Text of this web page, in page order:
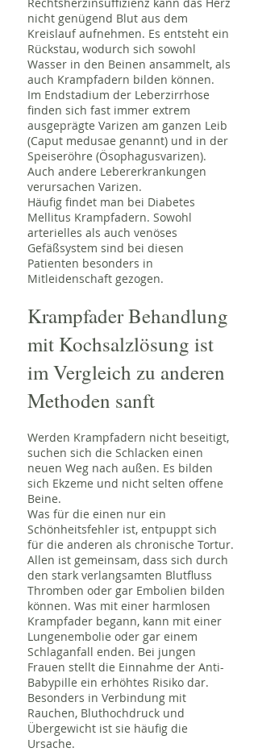
nicht genügend Blut aus dem
Kreislauf aufnehmen. Es entsteht ein
Rückstau, wodurch sich sowohl
Wasser in den Beinen ansammelt, als
auch Krampfadern bilden können.
Im Endstadium der Leberzirrhose
finden sich fast immer extrem
ausgeprägte Varizen am ganzen Leib
(Caput medusae genannt) und in der
Speiseröhre (Ösophagusvarizen).
Auch andere Lebererkrankungen
verursachen Varizen.
Häufig findet man bei Diabetes
Mellitus Krampfadern. Sowohl
arterielles als auch venöses
Gefäßsystem sind bei diesen
Patienten besonders in
Mitleidenschaft gezogen.
Krampfader Behandlung
mit Kochsalzlösung ist
im Vergleich zu anderen
Methoden sanft
Werden Krampfadern nicht beseitigt,
suchen sich die Schlacken einen
neuen Weg nach außen. Es bilden
sich Ekzeme und nicht selten offene
Beine.
Was für die einen nur ein
Schönheitsfehler ist, entpuppt sich
für die anderen als chronische Tortur.
Allen ist gemeinsam, dass sich durch
den stark verlangsamten Blutfluss
Thromben oder gar Embolien bilden
können. Was mit einer harmlosen
Krampfader begann, kann mit einer
Lungenembolie oder gar einem
Schlaganfall enden. Bei jungen
Frauen stellt die Einnahme der Anti-
Babypille ein erhöhtes Risiko dar.
Besonders in Verbindung mit
Rauchen, Bluthochdruck und
Übergewicht ist sie häufig die
Ursache.